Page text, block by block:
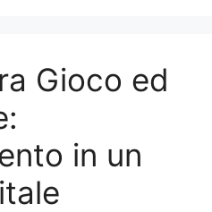
Gioco ed
in un